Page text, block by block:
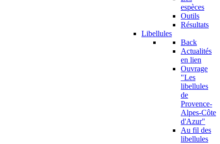
espèces
Outils
Résultats
Libellules
Back
Actualités
en lien
Ouvrage
"Les
libellules
de
Provence-
Alpes-Côte
d'Azur"
Au fil des
libellules